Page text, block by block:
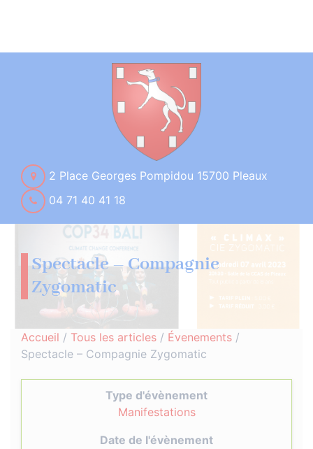
2 Place Georges Pompidou 15700 Pleaux
04 71 40 41 18
Spectacle – Compagnie
Zygomatic
Accueil / Tous les articles / Évenements /
Spectacle – Compagnie Zygomatic
Type d'évènement
Manifestations
Date de l'évènement